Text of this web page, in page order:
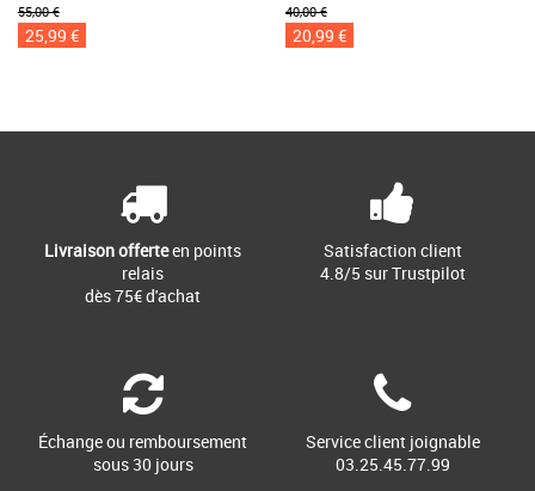
55,00 €
25,99 €
40,00 €
20,99 €
Livraison offerteen points
relais
dès 75€ d'achat
Satisfaction client
4.8/5 sur Trustpilot
Échange ou remboursement
sous 30 jours
Service client joignable
03.25.45.77.99